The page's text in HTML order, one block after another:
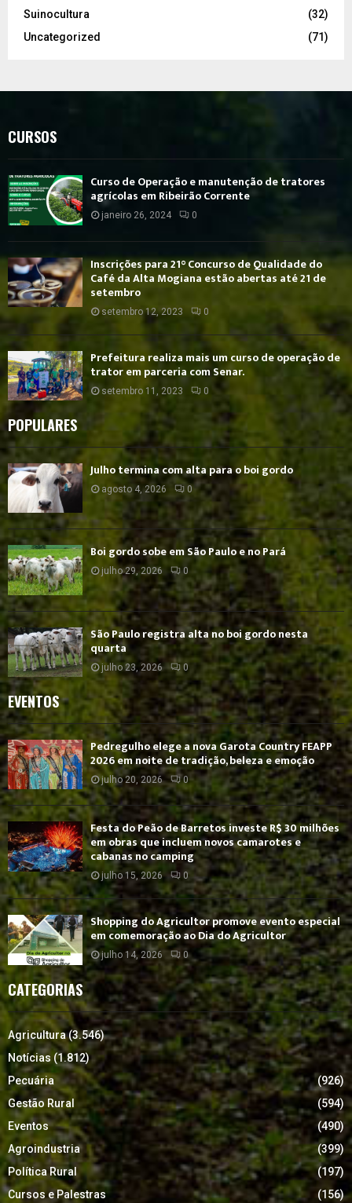
Suinocultura
(32)
Uncategorized
(71)
CURSOS
Curso de Operação e manutenção de tratores
agrícolas em Ribeirão Corrente
janeiro 26, 2024 0
Inscrições para 21° Concurso de Qualidade do
Café da Alta Mogiana estão abertas até 21 de
setembro
setembro 12, 2023 0
Prefeitura realiza mais um curso de operação de
trator em parceria com Senar.
setembro 11, 2023 0
POPULARES
Julho termina com alta para o boi gordo
agosto 4, 2026 0
Boi gordo sobe em São Paulo e no Pará
julho 29, 2026 0
São Paulo registra alta no boi gordo nesta
quarta
julho 23, 2026 0
EVENTOS
Pedregulho elege a nova Garota Country FEAPP
2026 em noite de tradição, beleza e emoção
julho 20, 2026 0
Festa do Peão de Barretos investe R$ 30 milhões
em obras que incluem novos camarotes e
cabanas no camping
julho 15, 2026 0
Shopping do Agricultor promove evento especial
em comemoração ao Dia do Agricultor
julho 14, 2026 0
CATEGORIAS
Agricultura(3.546)
Notícias (1.812)
Pecuária
(926)
Gestão Rural
(594)
Eventos
(490)
Agroindustria
(399)
Política Rural
(197)
Cursos e Palestras
(156)